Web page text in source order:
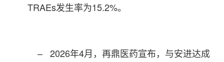
TRAEs发生率为15.2%。
– 2026年4月，再鼎医药宣布，与安进达成